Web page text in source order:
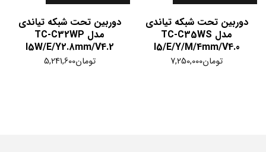
دوربین تحت شبکه تیاندی
مدل TC-C35WS
I5/E/Y/M/4mm/V4.0
تومان7,250,000
دوربین تحت شبکه تیاندی
مدل TC-C32WP
I5W/E/Y2.8mm/V4.2
تومان5,241,600